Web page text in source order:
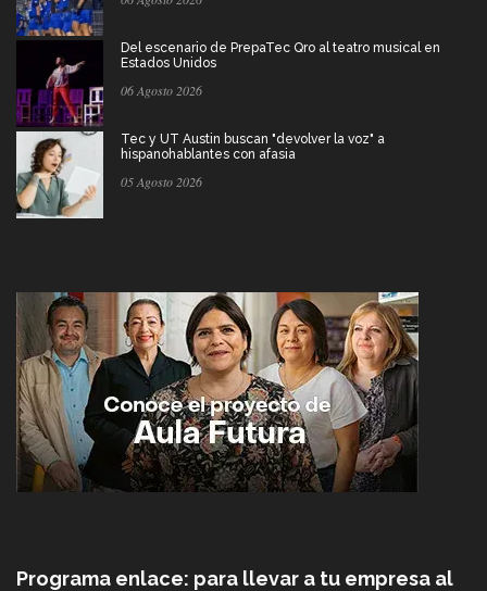
Del escenario de PrepaTec Qro al teatro musical en
Estados Unidos
06 Agosto 2026
Tec y UT Austin buscan "devolver la voz" a
hispanohablantes con afasia
05 Agosto 2026
Programa enlace: para llevar a tu empresa al